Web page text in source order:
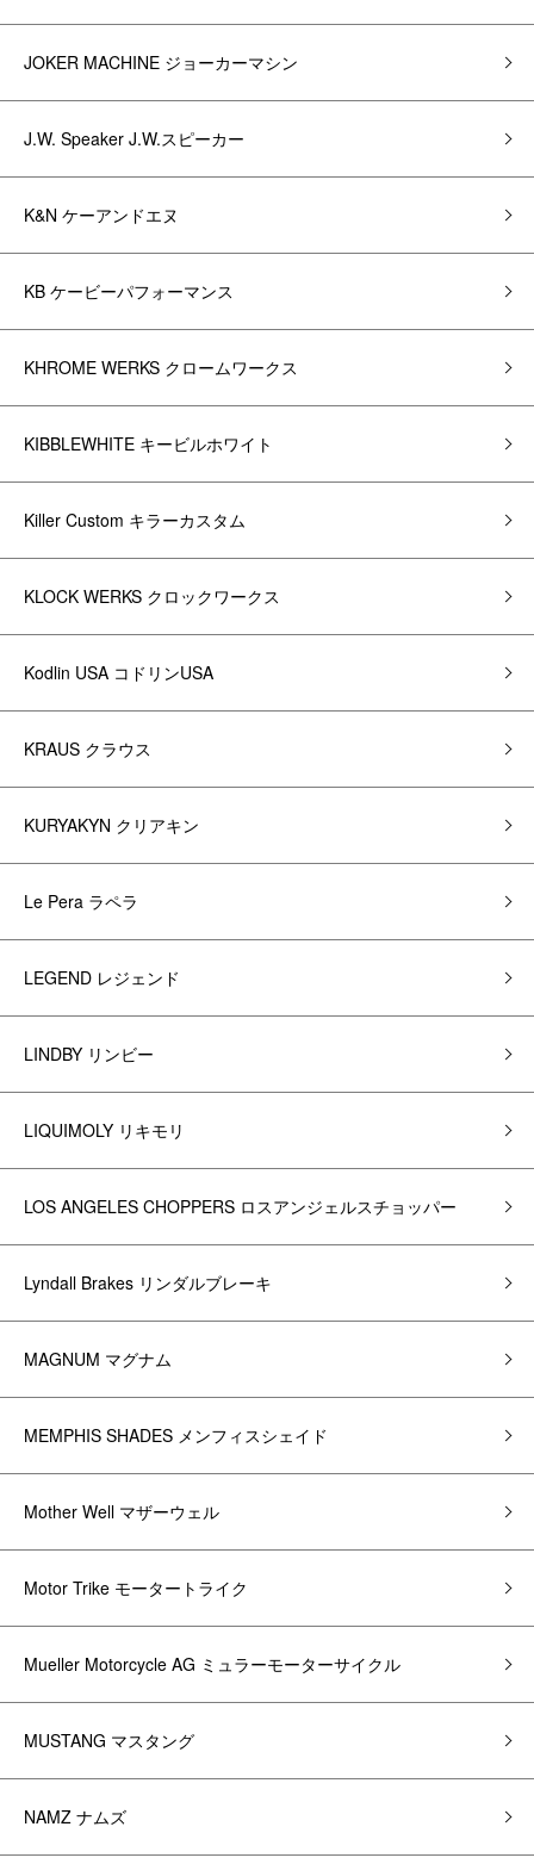
JOKER MACHINE ジョーカーマシン
J.W. Speaker J.W.スピーカー
K&N ケーアンドエヌ
KB ケービーパフォーマンス
KHROME WERKS クロームワークス
KIBBLEWHITE キービルホワイト
Killer Custom キラーカスタム
KLOCK WERKS クロックワークス
Kodlin USA コドリンUSA
KRAUS クラウス
KURYAKYN クリアキン
Le Pera ラペラ
LEGEND レジェンド
LINDBY リンビー
LIQUIMOLY リキモリ
LOS ANGELES CHOPPERS ロスアンジェルスチョッパー
Lyndall Brakes リンダルブレーキ
MAGNUM マグナム
MEMPHIS SHADES メンフィスシェイド
Mother Well マザーウェル
Motor Trike モータートライク
Mueller Motorcycle AG ミュラーモーターサイクル
MUSTANG マスタング
NAMZ ナムズ